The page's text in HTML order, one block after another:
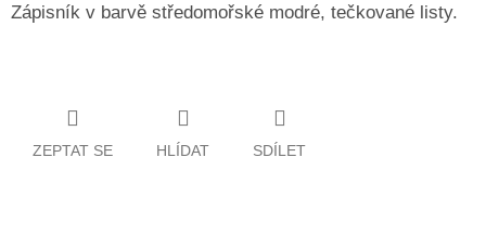
Zápisník v barvě středomořské modré, tečkované listy.
ZEPTAT SE HLÍDAT SDÍLET